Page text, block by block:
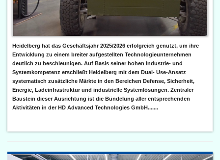
Heidelberg hat das Geschäftsjahr 2025/2026 erfolgreich genutzt, um ihre
Entwicklung zu einem breiter aufgestellten Technologieunternehmen
deutlich zu beschleunigen. Auf Basis seiner hohen Industrie- und
Systemkompetenz erschließt Heidelberg mit dem Dual- Use-Ansatz
systematisch zusätzliche Märkte in den Bereichen Defense, Sicherheit,
Energie, Ladeinfrastruktur und industrielle Systemlösungen. Zentraler
Baustein dieser Ausrichtung ist die Bündelung aller entsprechenden
Aktivitäten in der HD Advanced Technologies GmbH.......